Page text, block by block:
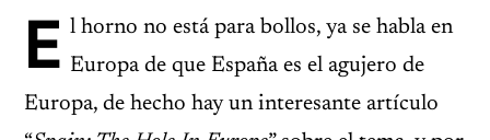
E l horno no está para bollos, ya se habla en
Europa de que España es el agujero de
Europa, de hecho hay un interesante artículo